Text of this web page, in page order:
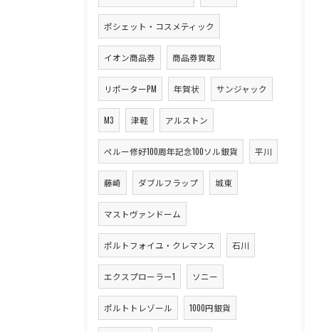
ポシェット・コスメティック
イオン商品券 商品券買取
リポーターPM 年賀状 サンジャック
M3 津軽 アルストン
ペルー修好100周年記念100ソル銀貨 平川
藤崎 ダブルフラップ 城東
マストヴァンドーム
ポルトフォイユ・クレマンス 石川
エクスプローラー1 ソニー
ポルトトレゾール 1000円銀貨